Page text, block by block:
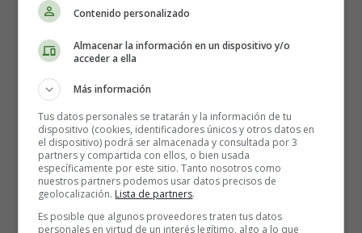
vecinos, algunas de ellas bastante cuantiosas.
El proyecto fue realizado por el arquitecto municipal y
provincial Manuel de Oraá en 1848. Se trazó como un
edificio de dos pisos, de planta rectangular, con forma de
herradura en uno de sus lados menores, al igual que en
todos los teatros del siglo XIX. La fachada está rematada
por un plinto central, con el nombre de Isabel II y el
escudo de la ciudad. Fue inaugurado el 25 de julio de
1851.
Contenido personalizado
Almacenar la información en un dispositivo y/o
acceder a ella
Más información
Tus datos personales se tratarán y la información de tu
dispositivo (cookies, identificadores únicos y otros datos en
el dispositivo) podrá ser almacenada y consultada por 3
partners y compartida con ellos, o bien usada
específicamente por este sitio. Tanto nosotros como
nuestros partners podemos usar datos precisos de
geolocalización. Lista de partners.
Es posible que algunos proveedores traten tus datos
personales en virtud de un interés legítimo, algo a lo que